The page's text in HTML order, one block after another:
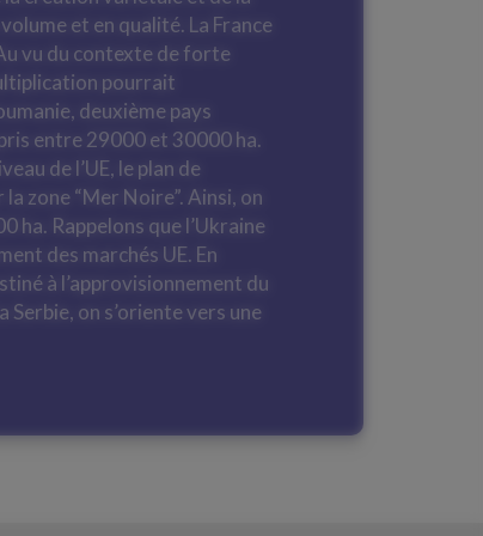
et en qualité. La France
vu du contexte de forte
pourrait
deuxième pays
entre 29000 et 30000 ha.
de l’UE, le plan de
zone “Mer Noire”. Ainsi, on
ha. Rappelons que l’Ukraine
des marchés UE. En
à l’approvisionnement du
on s’oriente vers une